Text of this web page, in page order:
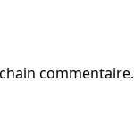
commentaire.